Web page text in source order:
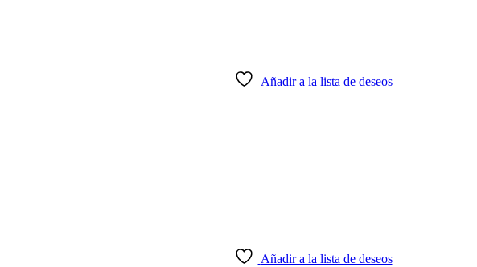
Añadir a la lista de deseos
Añadir a la lista de deseos